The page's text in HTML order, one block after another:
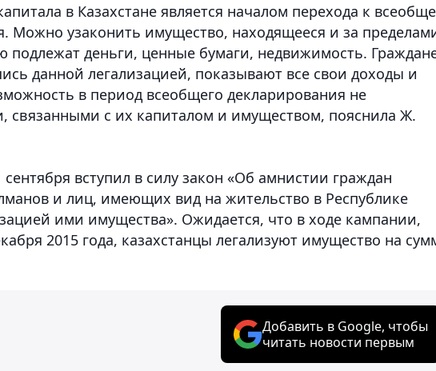
в Казахстане является началом перехода к
Можно узаконить имущество, находящееся и за
подлежат деньги, ценные бумаги, недвижимость.
данной легализацией, показывают все свои доходы и
в период всеобщего декларирования не
связанными с их капиталом и имуществом, пояснила Ж.
вступил в силу закон «Об амнистии граждан
и лиц, имеющих вид на жительство в Республике
ими имущества». Ожидается, что в ходе кампании,
2015 года, казахстанцы легализуют имущество на
Добавить в Google, чтобы
читать новости первым